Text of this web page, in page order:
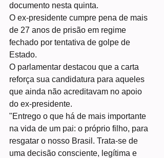
documento nesta quinta.
O ex-presidente cumpre pena de mais
de 27 anos de prisão em regime
fechado por tentativa de golpe de
Estado.
O parlamentar destacou que a carta
reforça sua candidatura para aqueles
que ainda não acreditavam no apoio
do ex-presidente.
"Entrego o que há de mais importante
na vida de um pai: o próprio filho, para
resgatar o nosso Brasil. Trata-se de
uma decisão consciente, legítima e